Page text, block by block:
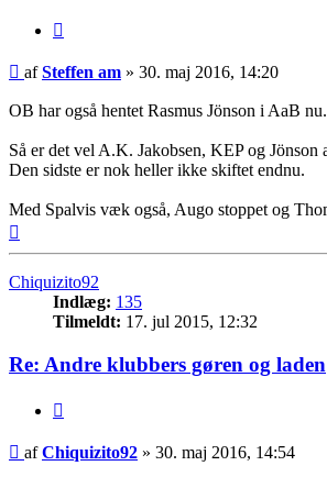
Indlæg
afSteffen am » 30. maj 2016, 14:20
OB har også hentet Rasmus Jönson i AaB nu.
Så er det vel A.K. Jakobsen, KEP og
Den sidste er nok heller ikke skiftet endnu.
Med Spalvis væk også, Augo stoppet og
Chiquizito92
Indlæg: 135
Tilmeldt: 17. jul 2015, 12:32
Re: Andre klubbers gøren og laden
Indlæg
afChiquizito92 » 30. maj 2016, 14:54